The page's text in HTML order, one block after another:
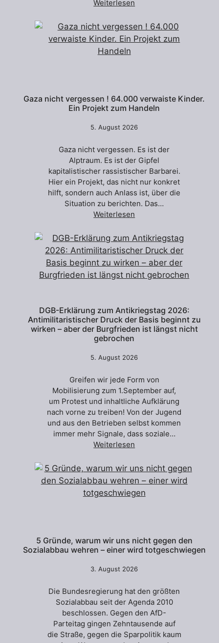
Weiterlesen
Gaza nicht vergessen ! 64.000 verwaiste Kinder.
Ein Projekt zum Handeln
5. August 2026
Gaza nicht vergessen. Es ist der
Alptraum. Es ist der Gipfel
kapitalistischer rassistischer Barbarei.
Hier ein Projekt, das nicht nur konkret
hilft, sondern auch Anlass ist, über die
Situation zu berichten. Das…
Weiterlesen
DGB-Erklärung zum Antikriegstag 2026:
Antimilitaristischer Druck der Basis beginnt zu
wirken – aber der Burgfrieden ist längst nicht
gebrochen
5. August 2026
Greifen wir jede Form von
Mobilisierung zum 1.September auf,
um Protest und inhaltliche Aufklärung
nach vorne zu treiben! Von der Jugend
und aus den Betrieben selbst kommen
immer mehr Signale, dass soziale…
Weiterlesen
5 Gründe, warum wir uns nicht gegen den
Sozialabbau wehren – einer wird totgeschwiegen
3. August 2026
Die Bundesregierung hat den größten
Sozialabbau seit der Agenda 2010
beschlossen. Gegen den AfD-
Parteitag gingen Zehntausende auf
die Straße, gegen die Sparpolitik kaum